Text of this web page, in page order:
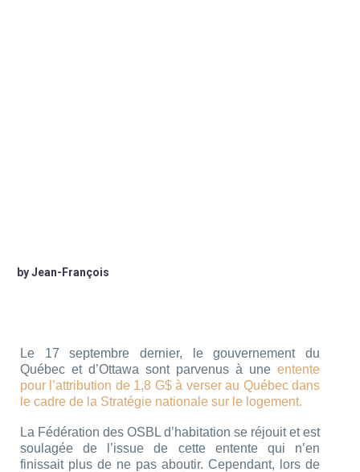
by Jean-François
Le 17 septembre dernier, le gouvernement du
Québec et d’Ottawa sont parvenus à une entente
pour l’attribution de 1,8 G$ à verser au Québec dans
le cadre de la Stratégie nationale sur le logement.
La Fédération des OSBL d’habitation se réjouit et est
soulagée de l’issue de cette entente qui n’en
finissait plus de ne pas aboutir. Cependant, lors de